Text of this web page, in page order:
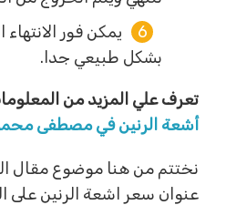
يمكن فور الانتهاء
بشكل طبيعي جدا.
تعرف عليالمزيد من المعلومات
أشعة الرنين في مصطفى محمود
نختتم من هنا موضوع مقال
عنوان سعر اشعة الرنين على